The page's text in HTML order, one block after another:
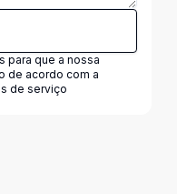
para que a nossa
de acordo com a
de serviço